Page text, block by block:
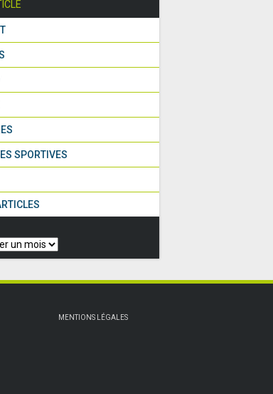
SPORTIVES
MENTIONS LÉGALES